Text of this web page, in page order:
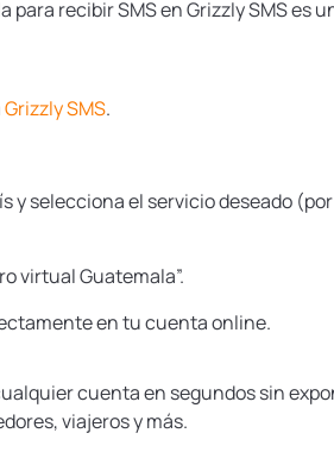
recibir SMS en Grizzly SMS es
Grizzly SMS.
y selecciona el servicio deseado
virtual Guatemala”.
en tu cuenta online.
cuenta en segundos sin
viajeros y más.